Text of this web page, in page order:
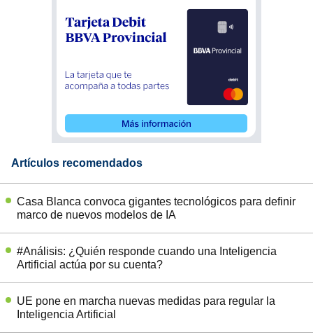
Artículos recomendados
Casa Blanca convoca gigantes tecnológicos para definir
marco de nuevos modelos de IA
#Análisis: ¿Quién responde cuando una Inteligencia
Artificial actúa por su cuenta?
UE pone en marcha nuevas medidas para regular la
Inteligencia Artificial